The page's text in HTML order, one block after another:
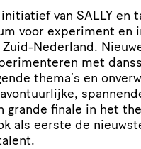
van SALLY en
voor experiment en
Zuid-Nederland.
met
thema’s en
finale in het
als eerste de